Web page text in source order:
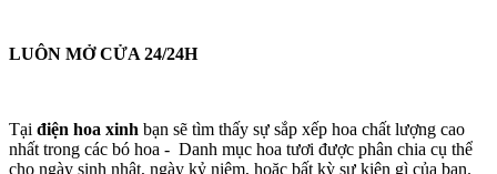
LUÔN MỞ CỬA 24/24H
Tại điện hoa xinh bạn sẽ tìm thấy sự sắp xếp hoa chất lượng cao
nhất trong các bó hoa - Danh mục hoa tươi được phân chia cụ thể
cho ngày sinh nhật, ngày kỷ niệm, hoặc bất kỳ sự kiện gì của bạn.